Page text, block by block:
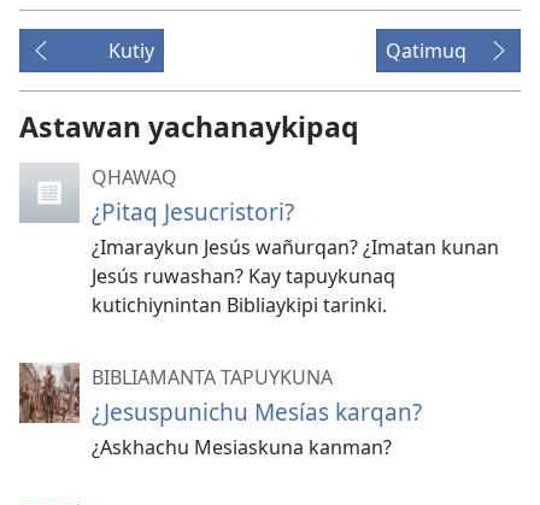
Kutiy Qatimuq
Astawan yachanaykipaq
QHAWAQ
¿Pitaq Jesucristori?
¿Imaraykun Jesús wañurqan? ¿Imatan kunan
Jesús ruwashan? Kay tapuykunaq
kutichiynintan Bibliaykipi tarinki.
BIBLIAMANTA TAPUYKUNA
¿Jesuspunichu Mesías karqan?
¿Askhachu Mesiaskuna kanman?